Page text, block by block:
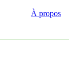
À propos